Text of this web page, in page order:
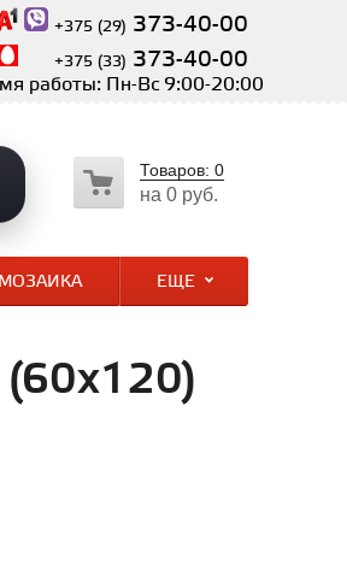
+375 (29) 373-40-00
+375 (33) 373-40-00
работы: Пн-Вс 9:00-20:00
Товаров: 0
на 0 руб.
МОЗАИКА ЕЩЕ
(60x120)